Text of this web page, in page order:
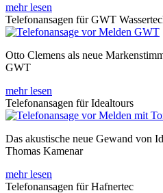
mehr lesen
Telefonansagen für GWT
Otto Clemens als neue
GWT
mehr lesen
Telefonansagen für Idealtours
Das akustische neue Gewand von
Thomas Kamenar
mehr lesen
Telefonansagen für Hafnertec